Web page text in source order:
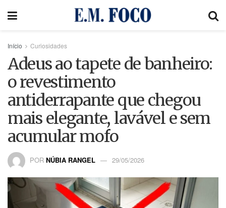
Início Curiosidades
Adeus ao tapete de banheiro:
o revestimento
antiderrapante que chegou
mais elegante, lavável e sem
acumular mofo
POR NÚBIA RANGEL 29/05/2026